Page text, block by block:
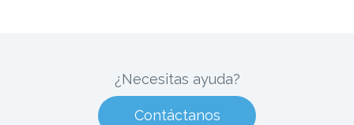
¿Necesitas ayuda?
Contáctanos